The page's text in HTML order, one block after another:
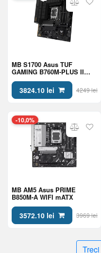
MB S1700 Asus TUF
GAMING B760M-PLUS II
mATX
3824.10 lei 4249 lei
-10,0%
MB AM5 Asus PRIME
B850M-A WIFI mATX
3572.10 lei 3969 lei